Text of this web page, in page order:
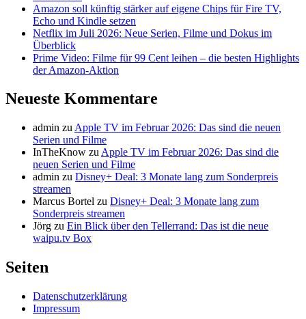
Amazon soll künftig stärker auf eigene Chips für Fire TV,
Echo und Kindle setzen
Netflix im Juli 2026: Neue Serien, Filme und Dokus im
Überblick
Prime Video: Filme für 99 Cent leihen – die besten Highlights
der Amazon-Aktion
Neueste Kommentare
admin zu Apple TV im Februar 2026: Das sind die neuen
Serien und Filme
InTheKnow zu Apple TV im Februar 2026: Das sind die
neuen Serien und Filme
admin zu Disney+ Deal: 3 Monate lang zum Sonderpreis
streamen
Marcus Bortel zu Disney+ Deal: 3 Monate lang zum
Sonderpreis streamen
Jörg zu Ein Blick über den Tellerrand: Das ist die neue
waipu.tv Box
Seiten
Datenschutzerklärung
Impressum